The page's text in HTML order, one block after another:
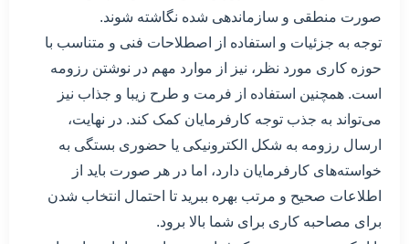
صورت منطقی و سازماندهی شده نگاشته شوند.
توجه به جزئیات و استفاده از اصطلاحات فنی و متناسب با
حوزه کاری مورد نظر، نیز از موارد مهم در نوشتن رزومه
است. همچنین استفاده از فرمت و طرح زیبا و جذاب نیز
می‌تواند به جذب توجه کارفرمایان کمک کند. در نهایت،
ارسال رزومه به شکل الکترونیکی یا حضوری بستگی به
خواسته‌های کارفرمایان دارد، اما در هر صورت باید از
اطلاعات صحیح و مرتب بهره ببرید تا احتمال انتخاب شدن
برای مصاحبه کاری برای شما بالا برود.